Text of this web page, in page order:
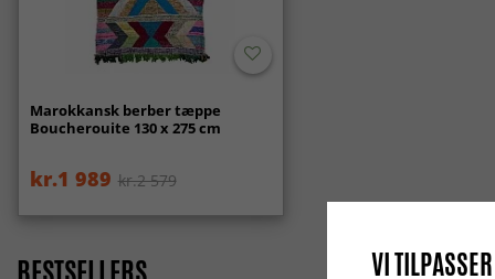
Marokkansk berber tæppe
Boucherouite 130 x 275 cm
kr.1 989 kr.2 579
VI